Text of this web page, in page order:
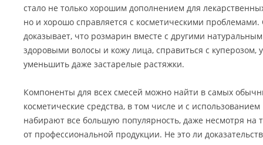
стало не только хорошим дополнением для
но и хорошо справляется с косметическими
доказывает, что розмарин вместе с другими
здоровыми волосы и кожу лица, справиться с
уменьшить даже застарелые растяжки.
Компоненты для всех смесей можно найти в самых
косметические средства, в том числе и с
набирают все большую популярность, даже несмотря на
от профессиональной продукции. Не это ли